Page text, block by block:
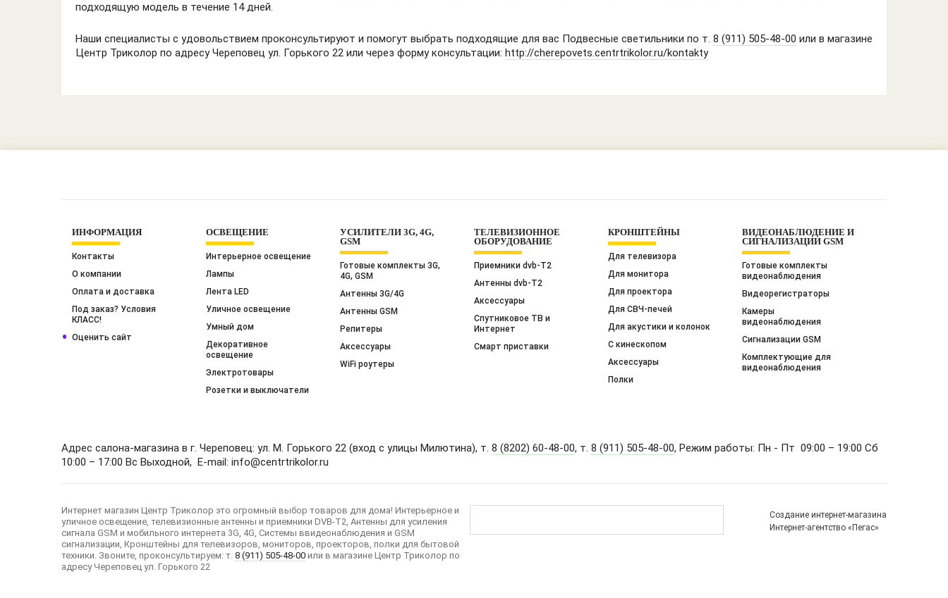
подходящую модель в течение 14 дней.
Наши специалисты с удовольствием проконсультируют и помогут выбрать подходящие для вас Подвесные светильники по т. 8 (911) 505-48-00 или в магазине
Центр Триколор по адресу Череповец ул. Горького 22 или через форму консультации: http://cherepovets.centrtrikolor.ru/kontakty
ИНФОРМАЦИЯ
Контакты
О компании
Оплата и доставка
Под заказ? Условия
КЛАСС!
Оценить сайт
ОСВЕЩЕНИЕ
Интерьерное освещение
Лампы
Лента LED
Уличное освещение
Умный дом
Декоративное
освещение
Электротовары
Розетки и выключатели
УСИЛИТЕЛИ 3G, 4G,
GSM
Готовые комплекты 3G,
4G, GSM
Антенны 3G/4G
Антенны GSM
Репитеры
Аксессуары
WiFi роутеры
ТЕЛЕВИЗИОННОЕ
ОБОРУДОВАНИЕ
Приемники dvb-T2
Антенны dvb-T2
Аксессуары
Спутниковое ТВ и
Интернет
Смарт приставки
КРОНШТЕЙНЫ
Для телевизора
Для монитора
Для проектора
Для СВЧ-печей
Для акустики и колонок
С кинескопом
Аксессуары
Полки
ВИДЕОНАБЛЮДЕНИЕ И
СИГНАЛИЗАЦИИ GSM
Готовые комплекты
видеонаблюдения
Видеорегистраторы
Камеры
видеонаблюдения
Сигнализации GSM
Комплектующие для
видеонаблюдения
Адрес салона-магазина в г. Череповец: ул. М. Горького 22 (вход с улицы Милютина), т. 8 (8202) 60-48-00, т. 8 (911) 505-48-00, Режим работы: Пн - Пт 09:00 – 19:00 Сб
10:00 – 17:00 Вс Выходной, E-mail: info@centrtrikolor.ru
Интернет магазин Центр Триколор это огромный выбор товаров для дома! Интерьерное и
уличное освещение, телевизионные антенны и приемники DVB-T2, Антенны для усиления
сигнала GSM и мобильного интернета 3G, 4G, Системы ввидеонаблюдения и GSM
сигнализации, Кронштейны для телевизоров, мониторов, проекторов, полки для бытовой
техники. Звоните, проконсультируем: т. 8 (911) 505-48-00 или в магазине Центр Триколор по
адресу Череповец ул. Горького 22
Создание интернет-магазина
Интернет-агентство «Пегас»